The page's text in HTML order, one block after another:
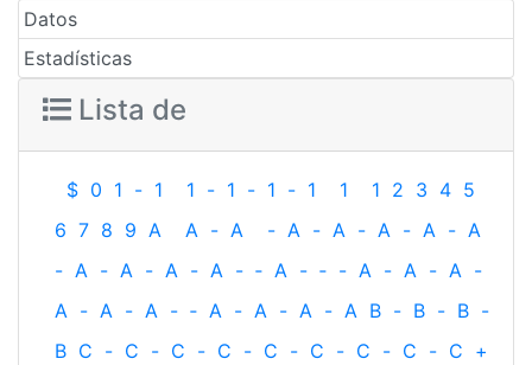
Datos
Estadísticas
Lista de
$ 0 1 - 1 1 - 1 - 1 - 1 1 1 2 3 4 5
6 7 8 9 A A - A - A - A - A - A - A
- A - A - A - A - ‐ A - ‐ - A - A - A -
A - A - A - ‐ A - A - A - A B - B - B -
B C - C - C - C - C - C - C - C - C +